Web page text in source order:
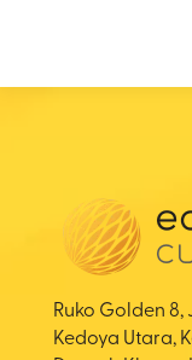
Ruko Golden 8,
Kedoya Utara,